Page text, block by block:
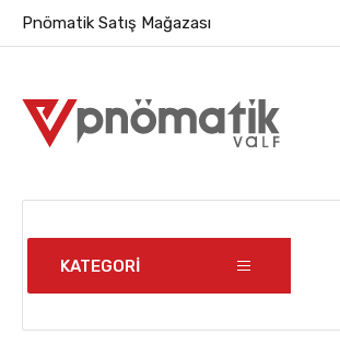
Pnömatik Satış Mağazası
KATEGORİ